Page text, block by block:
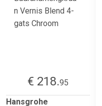
€ 218.95
Hansgrohe